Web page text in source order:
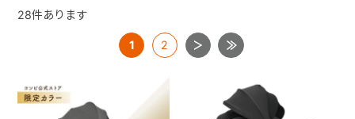
28件あります
1 2